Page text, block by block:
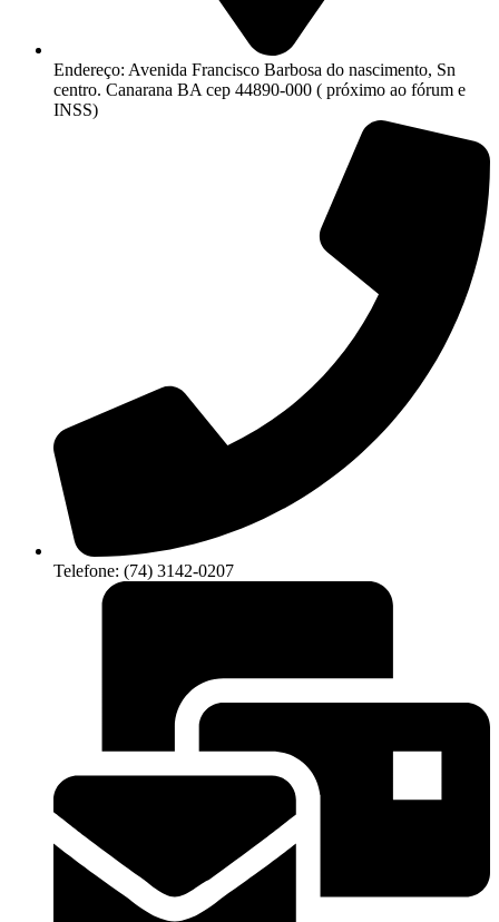
Endereço: Avenida Francisco Barbosa do nascimento, Sn
centro. Canarana BA cep 44890-000 ( próximo ao fórum e
INSS)
Telefone: (74) 3142-0207